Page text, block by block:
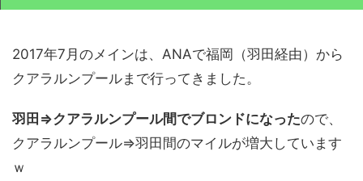
2017年7月のメインは、ANAで福岡（羽田経由）から
クアラルンプールまで行ってきました。
羽田⇒クアラルンプール間でブロンドになったので、
クアラルンプール⇒羽田間のマイルが増大しています
ｗ